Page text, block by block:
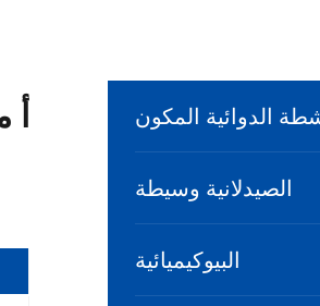
الصيدلانية وسيطة
البيوكيميائية